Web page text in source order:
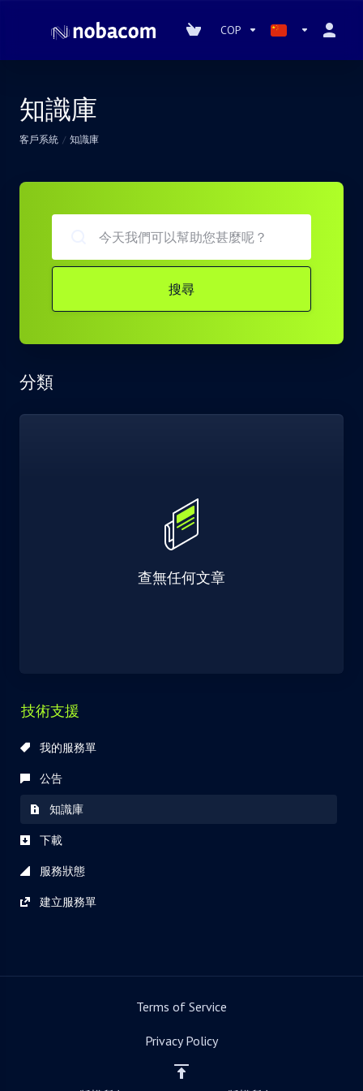
COP
知識庫
客戶系統 知識庫
技術支援
我的服務單
公告
知識庫
下載
服務狀態
建立服務單
搜尋
分類
查無任何文章
Terms of Service
Privacy Policy